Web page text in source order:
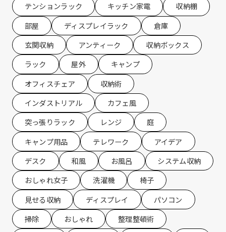
テンションラック
キッチン家電
収納棚
部屋
ディスプレイラック
倉庫
玄関収納
アンティーク
収納ボックス
ラック
屋外
キャンプ
オフィスチェア
収納術
インダストリアル
カフェ風
突っ張りラック
レンジ
庭
キャンプ用品
テレワーク
アイデア
デスク
和風 お風呂
システム収納
おしゃれ女子
洗濯機
椅子
見せる収納
ディスプレイ
パソコン
掃除
おしゃれ
整理整頓術